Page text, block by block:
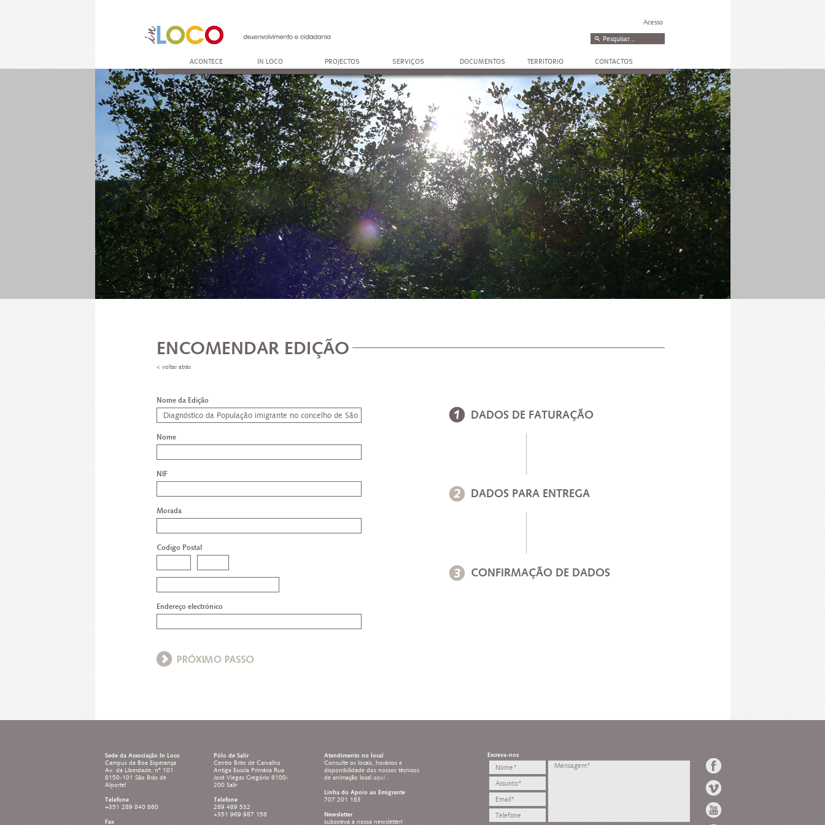
Acesso
ACONTECE IN LOCO PROJECTOS SERVIÇOS DOCUMENTOS TERRITORIO CONTACTOS
ENCOMENDAR EDIÇÃO
< voltar atrás
Nome da Edição
Nome
NIF
Morada
Codigo Postal
Endereço electrónico
DADOS DE FATURAÇÃO
DADOS PARA ENTREGA
CONFIRMAÇÃO DE DADOS
Sede da Associação In Loco
Campus da Boa Esperança
Av. da Liberdade, nº 101
8150-101 São Brás de
Alportel
Telefone
+351 289 840 860
Fax
Pólo de Salir
Centro Brito de Carvalho
Antiga Escola Primária Rua
José Viegas Gregório 8100-
200 Salir
Telefone
289 489 532
+351 969 987 158
Atendimento no local
Consulte os locais, horários e
disponibilidade dos nossos técnicos
de animação local aqui .
Linha do Apoio ao Emigrante
707 201 183
Newsletter
subscreva a nossa newsletter!
Escreva-nos